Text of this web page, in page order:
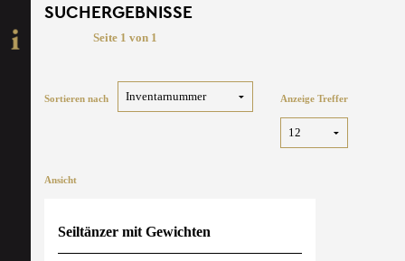
SUCHERGEBNISSE
Seite 1 von 1
Sortieren nach Anzeige Treffer
Ansicht
Seiltänzer mit Gewichten